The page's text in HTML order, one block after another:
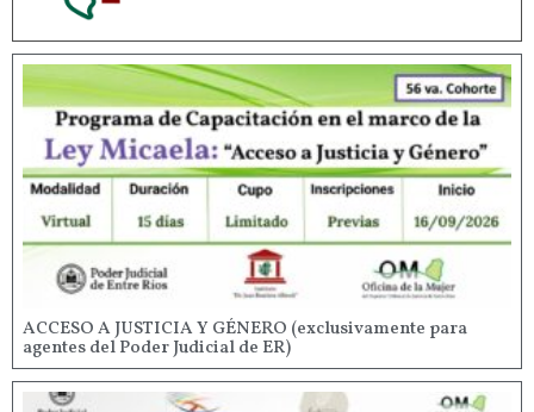
ACCESO A JUSTICIA Y GÉNERO (exclusivamente para
agentes del Poder Judicial de ER)